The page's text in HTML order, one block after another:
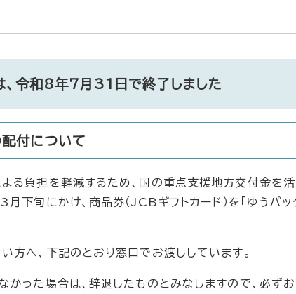
、令和8年7月31日で終了しました
配付について
る負担を軽減するため、国の重点支援地方交付金を活
旬にかけ、商品券（JCBギフトカード）を「ゆうパッ
方へ、下記のとおり窓口でお渡ししています。
かった場合は、辞退したものとみなしますので、必ず